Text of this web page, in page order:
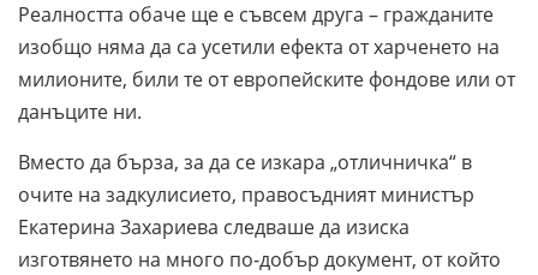
Реалността обаче ще е съвсем друга – гражданите
изобщо няма да са усетили ефекта от харченето на
милионите, били те от европейските фондове или от
данъците ни.
Вместо да бърза, за да се изкара „отличничка“ в
очите на задкулисието, правосъдният министър
Екатерина Захариева следваше да изиска
изготвянето на много по-добър документ, от който